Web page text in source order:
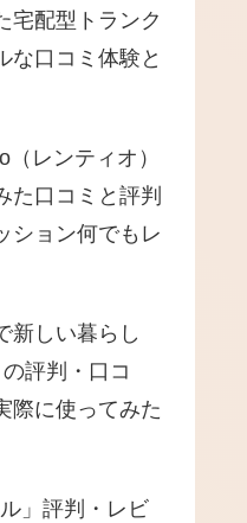
宅配型トランク
な口コミ体験と
（レンティオ）
た口コミと評判
ション何でもレ
新しい暮らし
評判・口コ
際に使ってみた
」評判・レビ